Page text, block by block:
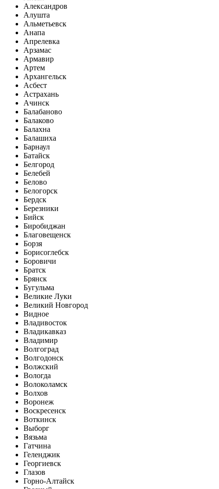
Александров
Алушта
Альметьевск
Анапа
Апрелевка
Арзамас
Армавир
Артем
Архангельск
Асбест
Астрахань
Ачинск
Балабаново
Балаково
Балахна
Балашиха
Барнаул
Батайск
Белгород
Белебей
Белово
Белогорск
Бердск
Березники
Бийск
Биробиджан
Благовещенск
Борзя
Борисоглебск
Боровичи
Братск
Брянск
Бугульма
Великие Луки
Великий Новгород
Видное
Владивосток
Владикавказ
Владимир
Волгоград
Волгодонск
Волжский
Вологда
Волоколамск
Волхов
Воронеж
Воскресенск
Воткинск
Выборг
Вязьма
Гатчина
Геленджик
Георгиевск
Глазов
Горно-Алтайск